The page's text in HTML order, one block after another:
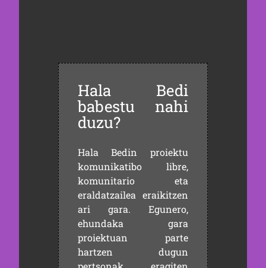
Hala Bedi
babestu nahi
duzu?
Hala Bedin proiektu
komunikatibo libre,
komunitario eta
eraldatzailea eraikitzen
ari gara. Egunero,
ehundaka gara
proiektuan parte
hartzen dugun